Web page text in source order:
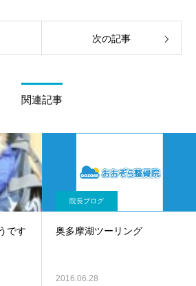
次の記事
関連記事
です
院長ブログ
奥多摩湖ツーリング
2016.06.28